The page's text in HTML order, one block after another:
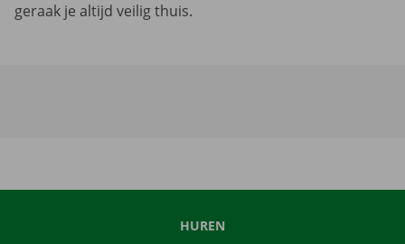
geraak je altijd veilig thuis.
HUREN